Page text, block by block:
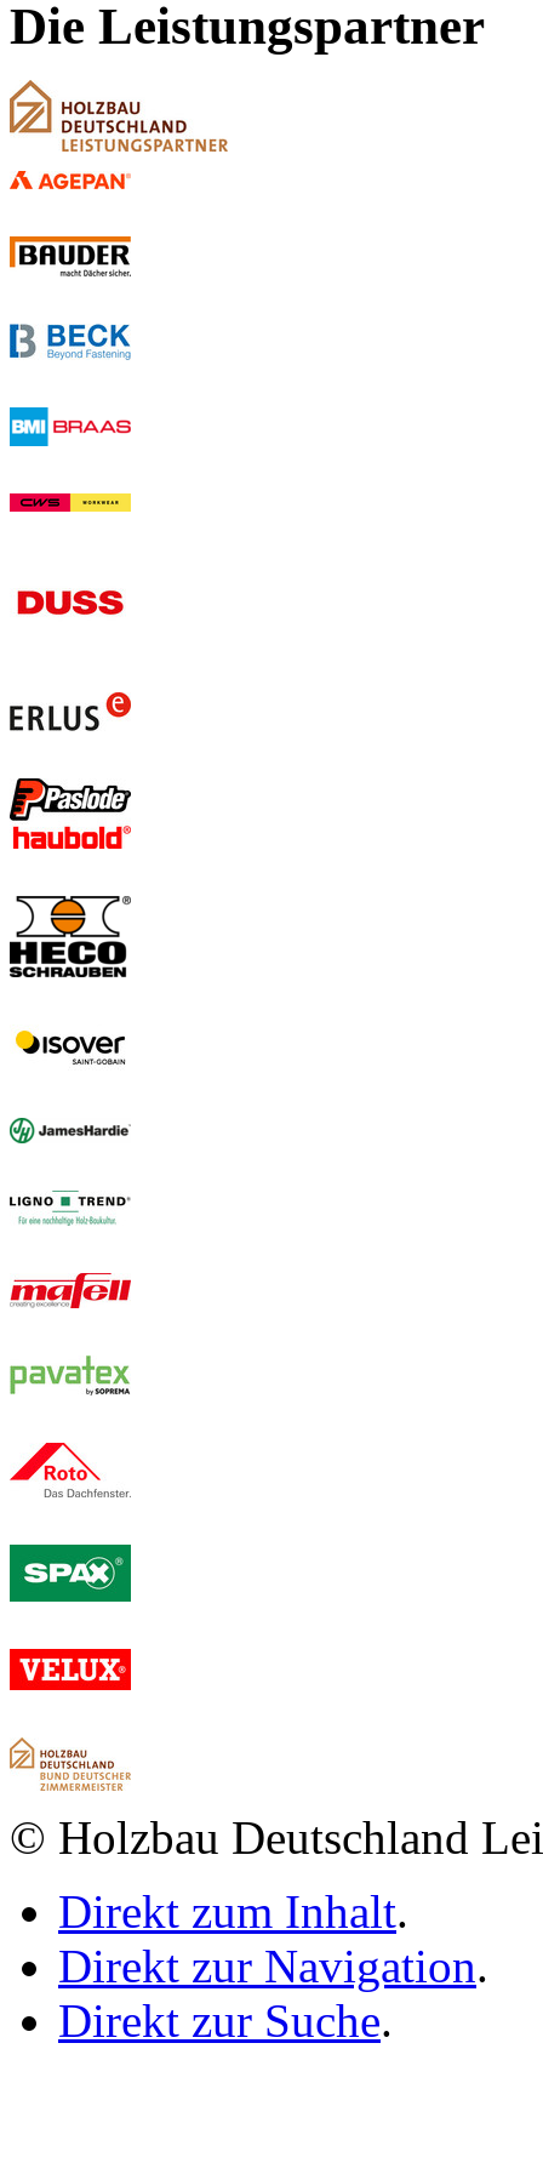
Die Leistungspartner
© Holzbau Deutschland
Direkt zum Inhalt.
Direkt zur Navigation.
Direkt zur Suche.